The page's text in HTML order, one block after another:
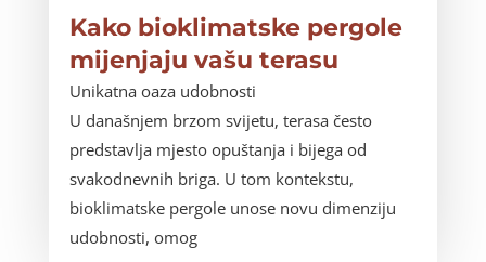
Kako bioklimatske pergole
mijenjaju vašu terasu
Unikatna oaza udobnosti
U današnjem brzom svijetu, terasa često
predstavlja mjesto opuštanja i bijega od
svakodnevnih briga. U tom kontekstu,
bioklimatske pergole unose novu dimenziju
udobnosti, omog